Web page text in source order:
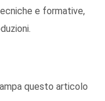
e formative,
questo articolo